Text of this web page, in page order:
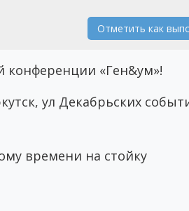
Отметить как
конференции «Ген&ум»!
ул Декабрьских
времени на стойку